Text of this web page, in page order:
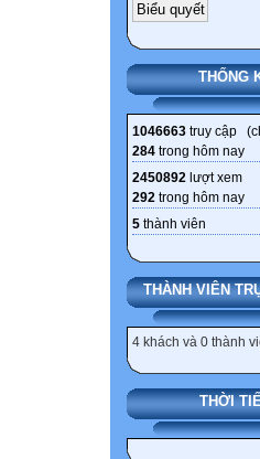
THỐNG
1046663 truy cập (
284 trong hôm nay
2450892 lượt xem
292 trong hôm nay
5 thành viên
THÀNH VIÊN
4 khách và 0 thành
THỜI